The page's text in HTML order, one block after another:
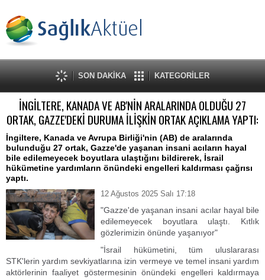
SON DAKİKA KATEGORİLER
İNGİLTERE, KANADA VE AB'NİN ARALARINDA OLDUĞU 27
ORTAK, GAZZE'DEKİ DURUMA İLİŞKİN ORTAK AÇIKLAMA YAPTI:
İngiltere, Kanada ve Avrupa Birliği'nin (AB) de aralarında
bulunduğu 27 ortak, Gazze'de yaşanan insani acıların hayal
bile edilemeyecek boyutlara ulaştığını bildirerek, İsrail
hükümetine yardımların önündeki engelleri kaldırması çağrısı
yaptı.
12 Ağustos 2025 Salı 17:18
"Gazze'de yaşanan insani acılar hayal bile
edilemeyecek boyutlara ulaştı. Kıtlık
gözlerimizin önünde yaşanıyor"
"İsrail hükümetini, tüm uluslararası
STK'lerin yardım sevkiyatlarına izin vermeye ve temel insani yardım
aktörlerinin faaliyet göstermesinin önündeki engelleri kaldırmaya